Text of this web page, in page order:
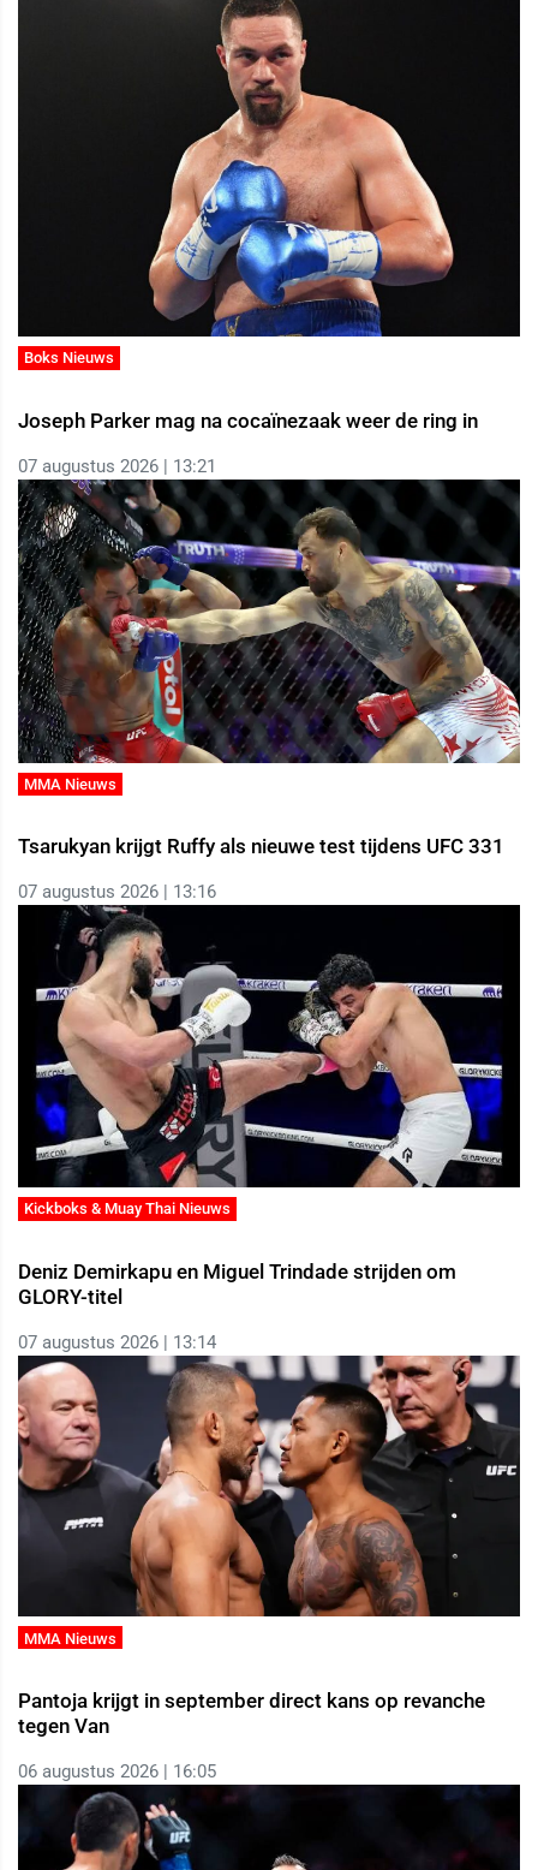
Boks Nieuws
Joseph Parker mag na cocaïnezaak weer de ring in
07 augustus 2026 | 13:21
MMA Nieuws
Tsarukyan krijgt Ruffy als nieuwe test tijdens UFC 331
07 augustus 2026 | 13:16
Kickboks & Muay Thai Nieuws
Deniz Demirkapu en Miguel Trindade strijden om
GLORY-titel
07 augustus 2026 | 13:14
MMA Nieuws
Pantoja krijgt in september direct kans op revanche
tegen Van
06 augustus 2026 | 16:05